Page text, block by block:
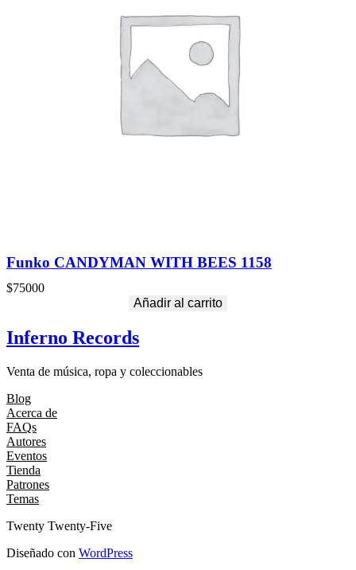
Funko CANDYMAN WITH BEES 1158
$75000
Añadir al carrito
Inferno Records
Venta de música, ropa y coleccionables
Blog
Acerca de
FAQs
Autores
Eventos
Tienda
Patrones
Temas
Twenty Twenty-Five
Diseñado con WordPress